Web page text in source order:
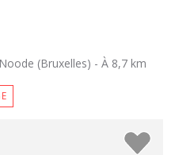
(Bruxelles) - À 8,7 km